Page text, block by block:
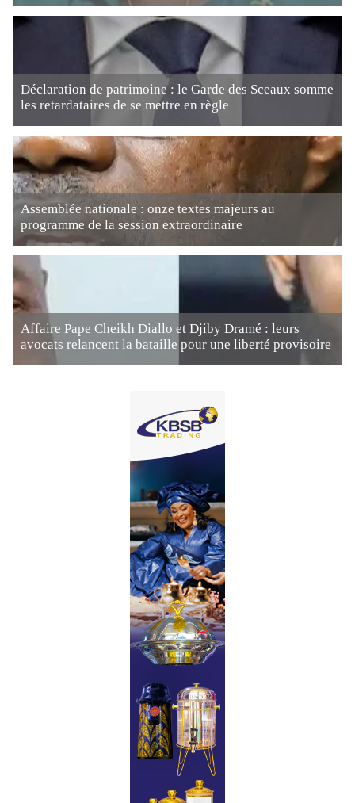
Déclaration de patrimoine : le Garde des Sceaux somme
les retardataires de se mettre en règle
Assemblée nationale : onze textes majeurs au
programme de la session extraordinaire
Affaire Pape Cheikh Diallo et Djiby Dramé : leurs
avocats relancent la bataille pour une liberté provisoire